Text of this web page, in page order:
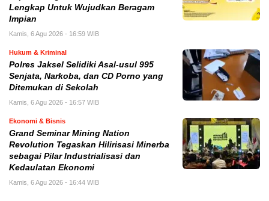
Lengkap Untuk Wujudkan Beragam
Impian
Kamis, 6 Agu 2026 - 16:59 WIB
Hukum & Kriminal
Polres Jaksel Selidiki Asal-usul 995
Senjata, Narkoba, dan CD Porno yang
Ditemukan di Sekolah
Kamis, 6 Agu 2026 - 16:57 WIB
Ekonomi & Bisnis
Grand Seminar Mining Nation
Revolution Tegaskan Hilirisasi Minerba
sebagai Pilar Industrialisasi dan
Kedaulatan Ekonomi
Kamis, 6 Agu 2026 - 16:44 WIB